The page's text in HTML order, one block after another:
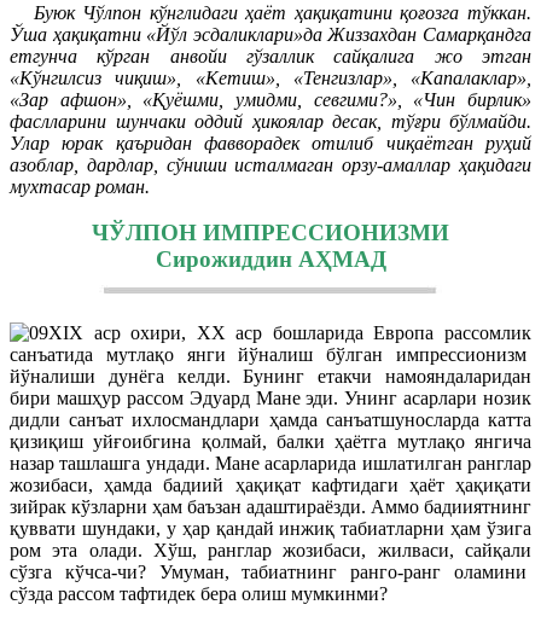
Буюк Чўлпон кўнглидаги ҳаёт ҳақиқатини қоғозга тўккан.
Ўша ҳақиқатни «Йўл эсдаликлари»да Жиззахдан Самарқандга
етгунча кўрган анвойи гўзаллик сайқалига жо этган
«Кўнгилсиз чиқиш», «Кетиш», «Тенгизлар», «Капалаклар»,
«Зар афшон», «Қуёшми, умидми, севгими?», «Чин бирлик»
фаслларини шунчаки оддий ҳикоялар десак, тўғри бўлмайди.
Улар юрак қаъридан фавворадек отилиб чиқаётган руҳий
азоблар, дардлар, сўниши исталмаган орзу-амаллар ҳақидаги
мухтасар роман.
ЧЎЛПОН ИМПРЕССИОНИЗМИ
Сирожиддин АҲМАД
XIX аср охири, XX аср бошларида Европа рассомлик
санъатида мутлақо янги йўналиш бўлган импрессионизм
йўналиши дунёга келди. Бунинг етакчи намояндаларидан
бири машҳур рассом Эдуард Мане эди. Унинг асарлари нозик
дидли санъат ихлосмандлари ҳамда санъатшуносларда катта
қизиқиш уйғоибгина қолмай, балки ҳаётга мутлақо янгича
назар ташлашга ундади. Мане асарларида ишлатилган ранглар
жозибаси, ҳамда бадиий ҳақиқат кафтидаги ҳаёт ҳақиқати
зийрак кўзларни ҳам баъзан адаштираёзди. Аммо бадииятнинг
қуввати шундаки, у ҳар қандай инжиқ табиатларни ҳам ўзига
ром эта олади. Хўш, ранглар жозибаси, жилваси, сайқали
сўзга кўчса-чи? Умуман, табиатнинг ранго-ранг оламини
сўзда рассом тафтидек бера олиш мумкинми?